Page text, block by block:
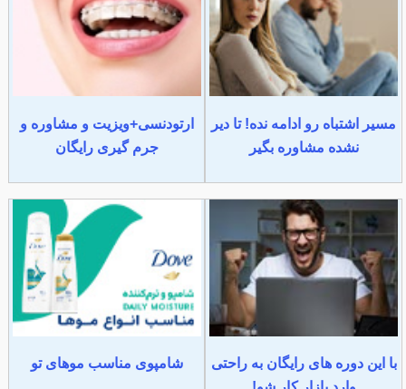
مسیر اشتباه رو ادامه نده! تا دیر
نشده مشاوره بگیر
ارتودنسی+ویزیت و مشاوره و
جرم گیری رایگان
با این دوره های رایگان به راحتی
شامپوی مناسب موهای تو